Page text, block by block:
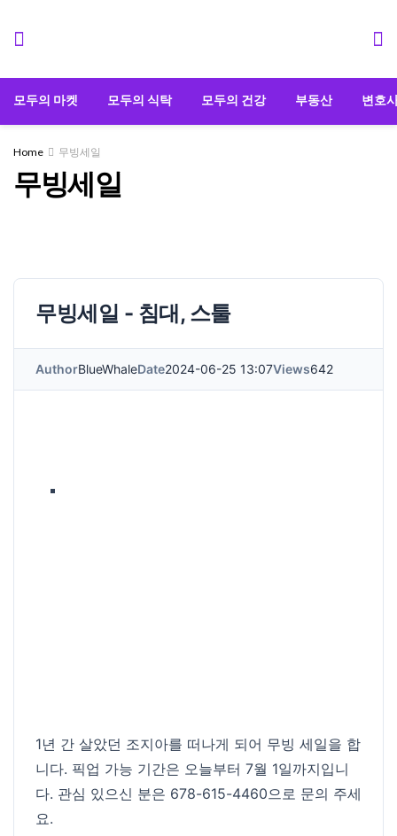
모두의 마켓 모두의 식탁 모두의 건강 부동산 변호
Home 무빙세일
무빙세일
무빙세일 - 침대, 스툴
AuthorBlueWhaleDate2024-06-25 13:07Views642
1년 간 살았던 조지아를 떠나게 되어 무빙 세일을 합
니다. 픽업 가능 기간은 오늘부터 7월 1일까지입니
다. 관심 있으신 분은 678-615-4460으로 문의 주세
요.